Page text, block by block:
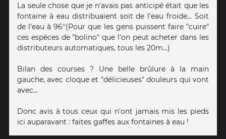
La seule chose que je n'avais pas anticipé était que les
fontaine à eau distribuaient soit de l'eau froide... Soit
de l'eau à 96°(Pour que les gens puissent faire "cuire"
ces espèces de "bolino" que l'on peut acheter dans les
distributeurs automatiques, tous les 20m...)
Bilan des courses ? Une belle brûlure à la main
gauche, avec cloque et "délicieuses" douleurs qui vont
avec...
Donc avis à tous ceux qui n'ont jamais mis les pieds
ici auparavant : faites gaffes aux fontaines à eau !